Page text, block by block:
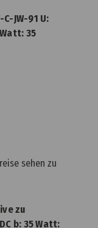
JW-91 U:
35
sehen zu
zu
b: 35 Watt: